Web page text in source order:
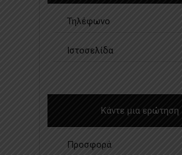
Τηλέφωνο
Ιστοσελίδα
Κάντε μια ερώτηση
Προσφορά